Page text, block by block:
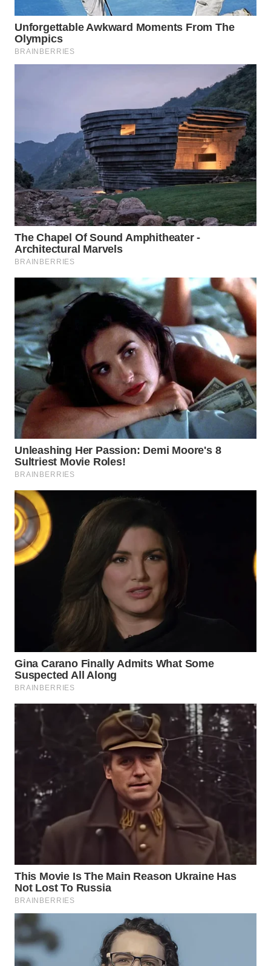
WN
KARO
TAPANULI
TENGAH
WN DELI
SERDANG
WN
TEBING
TINGGI
WN
PAKPAK
WN
KARAWANG
WN
BEKASI
BOGOR
WN
DEPOK
WN
TAPANULI
UTARA
PADANG
LAWAS
SUMEDANG
CIANJUR
WN
KEPULAUAN
SERIBU
WN
BINJAI
WN
CIREBON